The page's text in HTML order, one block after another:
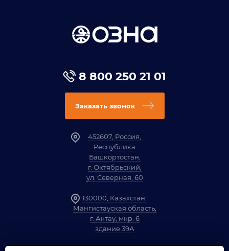
8 800 250 21 01
Заказать звонок
452607, Россия,
Республика
Башкортостан,
г. Октябрьский,
ул. Северная, 60
130000, Казахстан,
Мангистауская область,
г. Актау, мкр. 6
здание 39А